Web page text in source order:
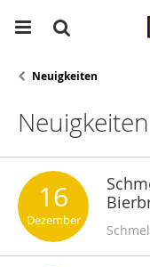
Neuigkeiten
Neuigkeiten
16
Dezember